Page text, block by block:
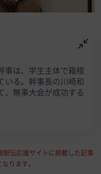
事は、学生主体で箱根
いる。幹事長の川崎和
、無事大会が成功する
伝応援サイトに掲載した記事
ります。